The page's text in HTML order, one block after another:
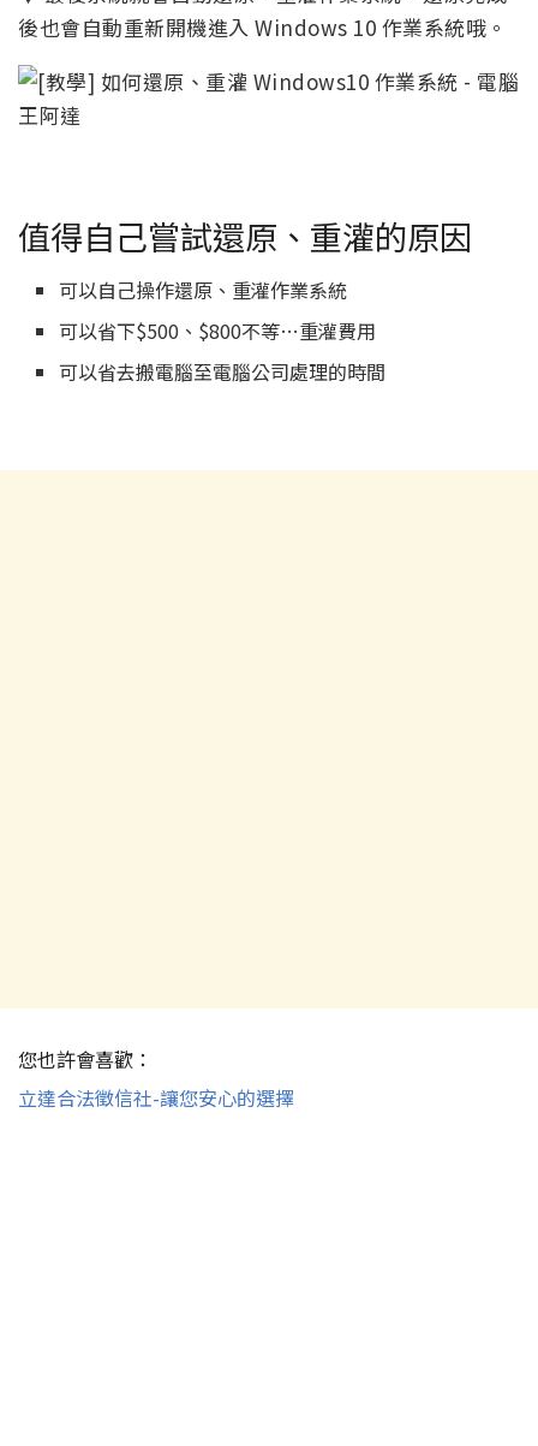
後也會自動重新開機進入 Windows 10 作業系統哦。
值得自己嘗試還原、重灌的原因
可以自己操作還原、重灌作業系統
可以省下$500、$800不等…重灌費用
可以省去搬電腦至電腦公司處理的時間
您也許會喜歡：
立達合法徵信社-讓您安心的選擇